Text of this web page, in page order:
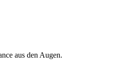
aus den Augen.